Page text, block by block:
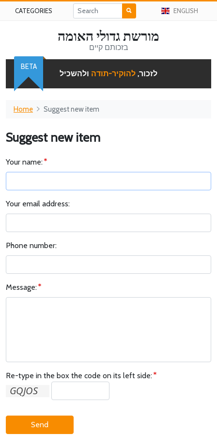
CATEGORIES ENGLISH
מורשת גדולי האומה
בזכותם קיים
לזכור, להוקיר-תודה ולהשכיל
BETA
Home Suggest new item
Suggest new item
Your name:
Your email address:
Phone number:
Message:
Re-type in the box the code on its left side:
Send